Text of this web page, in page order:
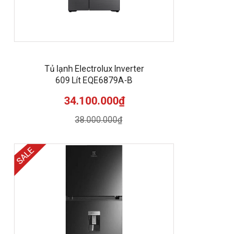
Tủ lạnh Electrolux Inverter
609 Lít EQE6879A-B
34.100.000₫
38.000.000₫